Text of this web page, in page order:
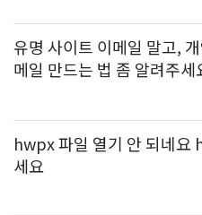
유명 사이트 이메일 말고,
메일 만드는 법 좀 알려주세
hwpx 파일 열기 안 되네요
세요